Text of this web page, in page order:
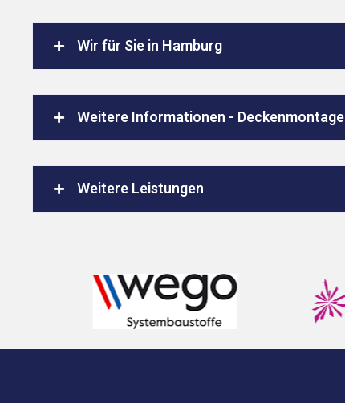
Wir für Sie in Hamburg
Weitere Informationen - Deckenmontage
Weitere Leistungen